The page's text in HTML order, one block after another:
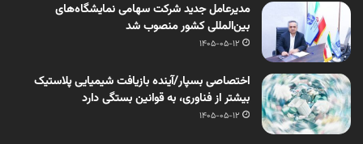
مدیرعامل جدید شرکت سهامی نمایشگاه‌های
بین‌المللی کشور منصوب شد
1405-05-12
اختصاصی بسپار/آینده بازیافت شیمیایی پلاستیک
بیشتر از فناوری، به قوانین بستگی دارد
1405-05-12